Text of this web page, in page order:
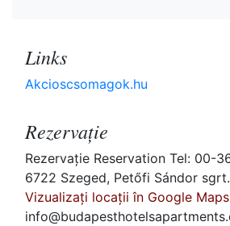
Links
Akcioscsomagok.hu
Rezervaţie
Rezervaţie Reservation Tel: 00-
6722 Szeged, Petőfi Sándor sgrt.
Vizualizați locații în Google Maps